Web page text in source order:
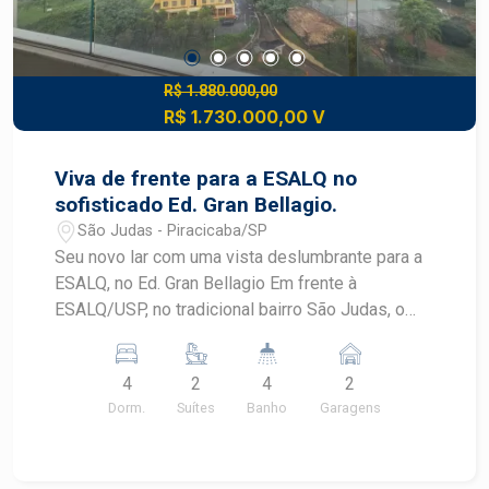
R$ 1.880.000,00
R$ 1.730.000,00 V
Viva de frente para a ESALQ no
sofisticado Ed. Gran Bellagio.
São Judas - Piracicaba/SP
Seu novo lar com uma vista deslumbrante para a
ESALQ, no Ed. Gran Bellagio Em frente à
ESALQ/USP, no tradicional bairro São Judas, o
de estilo neoclássico que traduz a excelência
construtiva da Zambetta. Um projeto exclusivo,
pensado para encantar em cada detalhe, unindo
4
Dorm.
2
Suítes
4
Banho
2
Garagens